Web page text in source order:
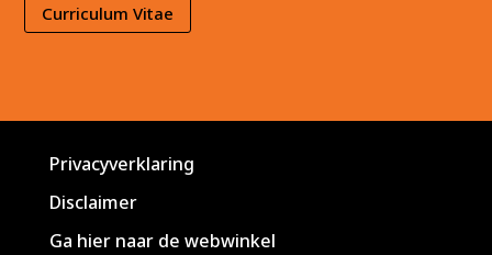
Curriculum Vitae
Privacyverklaring
Disclaimer
Ga hier naar de webwinkel